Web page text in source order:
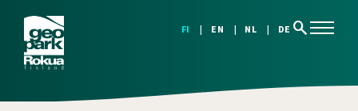
FI EN NL DE search